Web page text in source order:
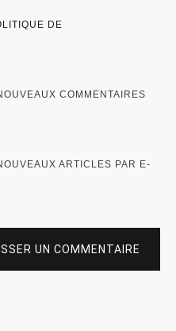
DE
COMMENTAIRES
ARTICLES PAR E-
UN COMMENTAIRE